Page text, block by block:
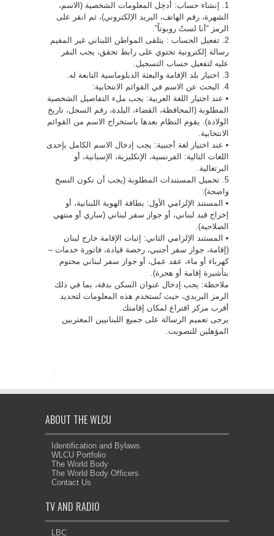
1. إنشاء حساب: أدخِل المعلومات الشخصية (الاسم،
الشهرة، رقم الهاتف، البريد الإلكتروني)، ثم انقر على
الرمز “أنا لستُ روبوتاً”.
2. تفعيل الحساب : يتلقى المواطن اللبناني غير المقيم
رسالة إلكترونية تحتوي على رابط تحقق، يجب النقر
عليه لتفعيل حساب التسجيل.
3. اختيار بلد الإقامة والبعثة الدبلوماسية التابعة له.
4. البحث عن الاسم في القوائم الانتخابية:
• عند اختيار اللغة العربية: يجب ملء التفاصيل الشخصية
المطلوبة (المحافظة، القضاء، البلدة، رقم السجل، تاريخ
الولادة). يقوم النظام بعدها باستخراج الاسم من القوائم
الانتخابية.
• عند اختيار لغة أجنبية: يجب إدخال الاسم الكامل بإحدى
اللغات التالية: الفرنسية، الإنكليزية، الإسبانية، أو
البرتغالية.
5. تحميل المستندات المطلوبة (يجب أن تكون النسخ
واضحة):
• المستند الإلزامي الأول: بطاقة الهوية اللبنانية، أو
إخراج قيد لبناني، أو جواز سفر لبناني (ساري أو منتهي
الصلاحية).
• المستند الإلزامي الثاني: إثبات الإقامة خارج لبنان
(إقامة، جواز سفر أجنبي، رخصة قيادة، فاتورة خدمات –
كهرباء أو ماء، عقد عمل، أو جواز سفر لبناني مختوم
بتأشيرة إقامة أو هجرة).
ملاحظة: يجب إدخال عنوان السكن بدقة، بما في ذلك
الرمز البريدي، حيث تُستخدم هذه المعلومات لتحديد
أقرب مركز اقتراع لمكان إقامتك.
يرجى تعميم الرسالة على جميع اللبنانيين المغتربين
المؤهلين للتصويت.
ABOUT THE WLCU
Identification and Bylaws
WLCU Portfolio
The World Body
The World Body Officers
Contact Us
TV AND RADIO
LBC